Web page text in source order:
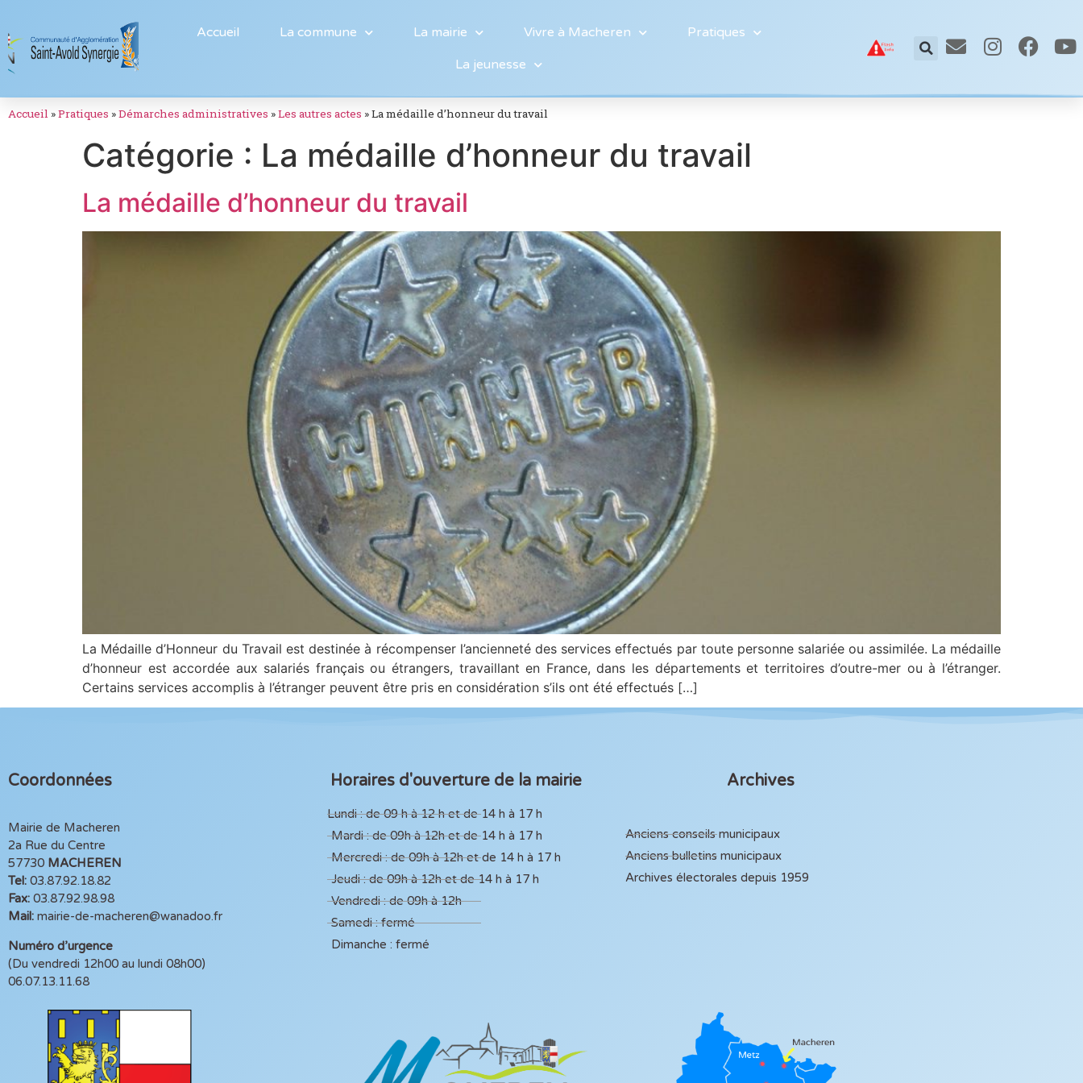
Accueil La commune La mairie Vivre à Macheren
Pratiques
La jeunesse
Accueil »Pratiques »Démarches administratives »Les autres actes »La médaille d’honneur du travail
Catégorie : La médaille d’honneur du travail
La médaille d’honneur du travail
La Médaille d’Honneur du Travail est destinée à récompenser l’ancienneté des services effectués par toute personne salariée ou assimilée. La médaille
d’honneur est accordée aux salariés français ou étrangers, travaillant en France, dans les départements et territoires d’outre-mer ou à l’étranger.
Certains services accomplis à l’étranger peuvent être pris en considération s’ils ont été effectués […]
Coordonnées
Mairie de Macheren
2a Rue du Centre
57730 MACHEREN
Tel: 03.87.92.18.82
Fax: 03.87.92.98.98
Mail: mairie-de-macheren@wanadoo.fr
Numéro d’urgence
(Du vendredi 12h00 au lundi 08h00)
06.07.13.11.68
Horaires d'ouverture de la mairie
Lundi : de 09 h à 12 h et de 14 h à 17 h
Mardi : de 09h à 12h et de 14 h à 17 h
Mercredi : de 09h à 12h et de 14 h à 17 h
Jeudi : de 09h à 12h et de 14 h à 17 h
Vendredi : de 09h à 12h
Samedi : fermé
Dimanche : fermé
Archives
Anciens conseils municipaux
Anciens bulletins municipaux
Archives électorales depuis 1959